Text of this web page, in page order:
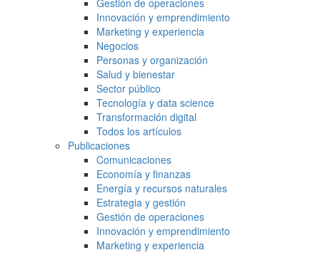
Gestión de operaciones
Innovación y emprendimiento
Marketing y experiencia
Negocios
Personas y organización
Salud y bienestar
Sector público
Tecnología y data science
Transformación digital
Todos los artículos
Publicaciones
Comunicaciones
Economía y finanzas
Energía y recursos naturales
Estrategia y gestión
Gestión de operaciones
Innovación y emprendimiento
Marketing y experiencia